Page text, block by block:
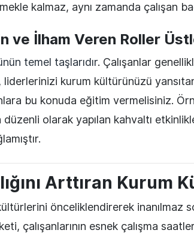
kalmaz, aynı zamanda çalışan
ve İlham Veren Roller
temel taşlarıdır. Çalışanlar
liderlerinizi kurum kültürünüzü
bu konuda eğitim vermelisiniz.
olarak yapılan kahvaltı
Arttıran Kurum
önceliklendirerek inanılmaz
çalışanlarının esnek çalışma